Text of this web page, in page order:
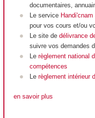
documentaires,
Le service Handi'cnam
pour vos cours et/ou
Le site de délivrance
suivre vos demandes
Le règlement national
compétences
Le règlement intérieur
en savoir plus